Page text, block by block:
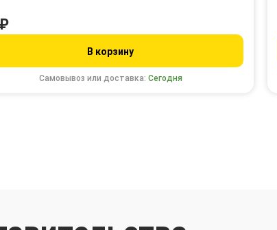
Самовывоз или доставка: Сегодня
В корзину